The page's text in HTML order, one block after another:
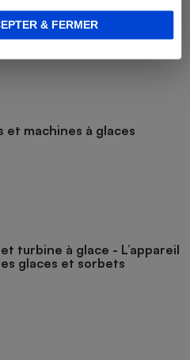
& FERMER
à glace
et machines à glaces
turbine à glace - L’appareil
glaces et sorbets